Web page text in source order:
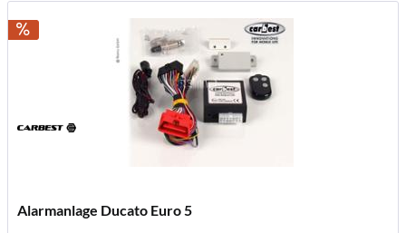
Alarmanlage Ducato Euro 5